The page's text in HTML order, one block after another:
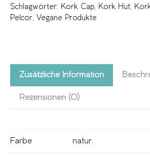
Schlagwörter: Kork Cap, Kork Hut,
Pelcor, Vegane Produkte
Zusätzliche Information
Rezensionen (0)
Farbe natur